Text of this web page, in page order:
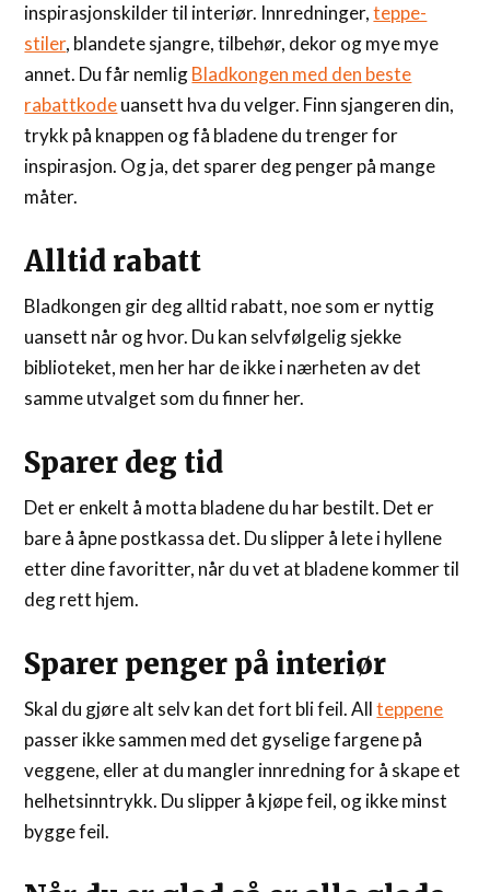
inspirasjonskilder til interiør. Innredninger,teppe-
stiler, blandete sjangre, tilbehør, dekor og mye mye
annet. Du får nemligBladkongen med den beste
rabattkodeuansett hva du velger. Finn sjangeren din,
trykk på knappen og få bladene du trenger for
inspirasjon. Og ja, det sparer deg penger på mange
måter.
Alltid rabatt
Bladkongen gir deg alltid rabatt, noe som er nyttig
uansett når og hvor. Du kan selvfølgelig sjekke
biblioteket, men her har de ikke i nærheten av det
samme utvalget som du finner her.
Sparer deg tid
Det er enkelt å motta bladene du har bestilt. Det er
bare å åpne postkassa det. Du slipper å lete i hyllene
etter dine favoritter, når du vet at bladene kommer til
deg rett hjem.
Sparer penger på interiør
Skal du gjøre alt selv kan det fort bli feil. Allteppene
passer ikke sammen med det gyselige fargene på
veggene, eller at du mangler innredning for å skape et
helhetsinntrykk. Du slipper å kjøpe feil, og ikke minst
bygge feil.